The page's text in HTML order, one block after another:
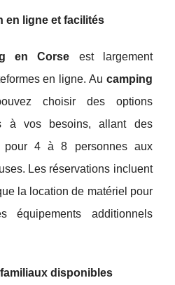
en ligne et facilités
en Corse est largement
en ligne. Au camping
choisir des options
à vos besoins, allant des
pour 4 à 8 personnes aux
Les réservations incluent
la location de matériel pour
additionnels
disponibles